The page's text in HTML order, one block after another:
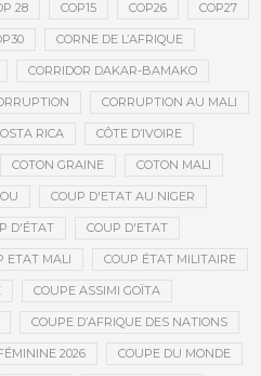
28 COP15 COP26 COP27
CORNE DE L’AFRIQUE
CORRIDOR DAKAR-BAMAKO
CORRUPTION AU MALI
RICA CÔTE D’IVOIRE
COTON GRAINE COTON MALI
COUP D'ETAT AU NIGER
D'ÉTAT COUP D'ETAT
ETAT MALI COUP ÉTAT MILITAIRE
COUPE ASSIMI GOÏTA
COUPE D’AFRIQUE DES NATIONS
2026 COUPE DU MONDE